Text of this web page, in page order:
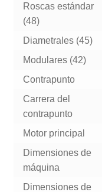
Roscas estándar
(48)
Diametrales (45)
Modulares (42)
Contrapunto
Carrera del
contrapunto
Motor principal
Dimensiones de
máquina
Dimensiones de